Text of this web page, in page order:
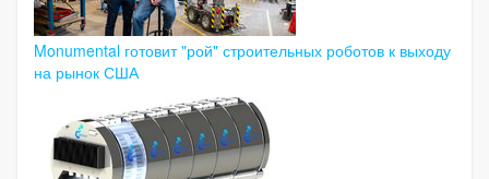
Monumental готовит "рой" строительных роботов к выходу
на рынок США